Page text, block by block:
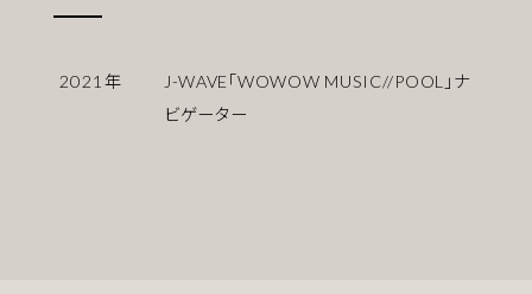
2021 年
J-WAVE「WOWOW MUSIC//POOL」ナ
ビゲーター